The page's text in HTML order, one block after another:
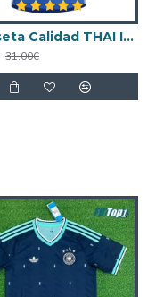
Camiseta Calidad THAI Italia Home 2024 Versión Jugador
31.00€